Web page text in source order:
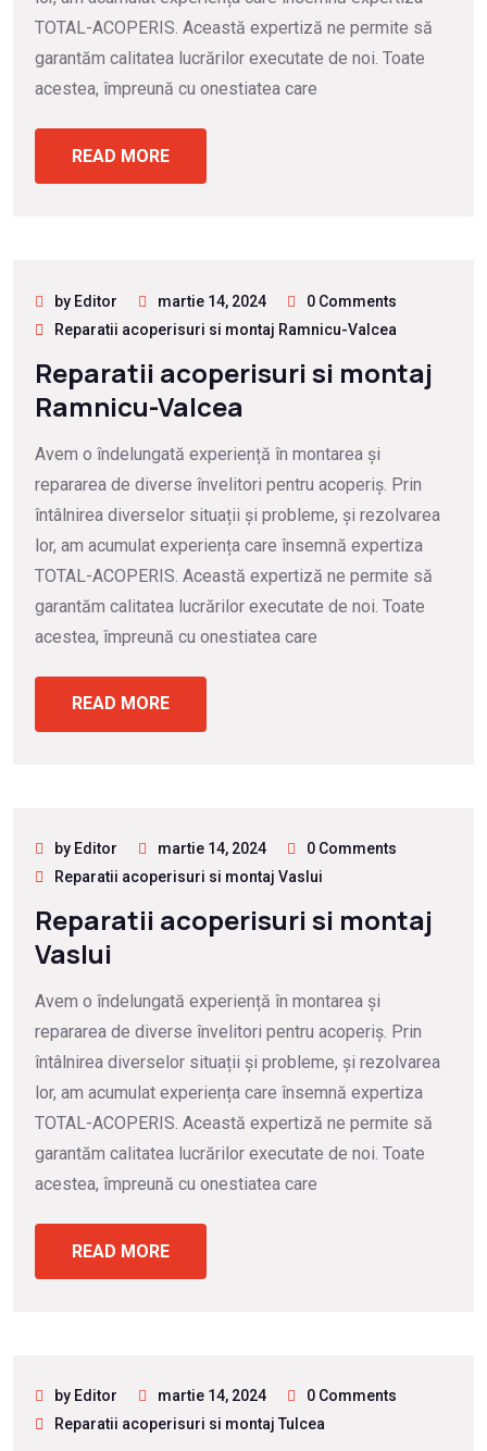
TOTAL-ACOPERIS. Această expertiză ne permite să
garantăm calitatea lucrărilor executate de noi. Toate
acestea, împreună cu onestiatea care
READ MORE
by Editor martie 14, 2024
0 Comments
Reparatii acoperisuri si montaj Ramnicu-Valcea
Reparatii acoperisuri si montaj
Ramnicu-Valcea
Avem o îndelungată experiență în montarea și
repararea de diverse învelitori pentru acoperiș. Prin
întâlnirea diverselor situații și probleme, și rezolvarea
lor, am acumulat experiența care însemnă expertiza
TOTAL-ACOPERIS. Această expertiză ne permite să
garantăm calitatea lucrărilor executate de noi. Toate
acestea, împreună cu onestiatea care
READ MORE
by Editor martie 14, 2024
0 Comments
Reparatii acoperisuri si montaj Vaslui
Reparatii acoperisuri si montaj
Vaslui
Avem o îndelungată experiență în montarea și
repararea de diverse învelitori pentru acoperiș. Prin
întâlnirea diverselor situații și probleme, și rezolvarea
lor, am acumulat experiența care însemnă expertiza
TOTAL-ACOPERIS. Această expertiză ne permite să
garantăm calitatea lucrărilor executate de noi. Toate
acestea, împreună cu onestiatea care
READ MORE
by Editor martie 14, 2024
0 Comments
Reparatii acoperisuri si montaj Tulcea